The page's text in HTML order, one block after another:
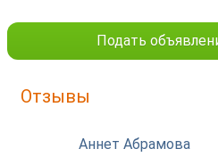
Подать
Отзывы
Аннет Абрамова